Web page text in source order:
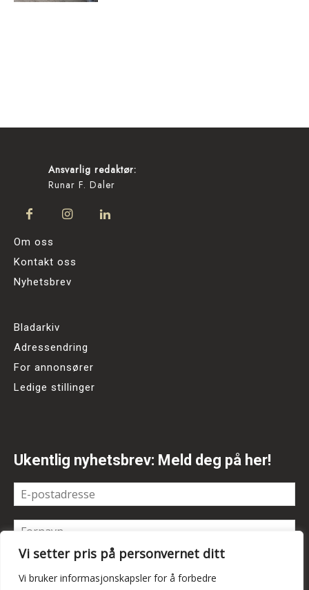
Vi setter pris på personvernet ditt
Vi bruker informasjonskapsler for å forbedre
Ansvarlig redaktør:
Runar F. Daler
Om oss
Kontakt oss
Nyhetsbrev
Bladarkiv
Adressendring
For annonsører
Ledige stillinger
Ukentlig nyhetsbrev: Meld deg på her!